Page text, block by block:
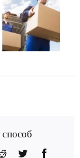
Facebook